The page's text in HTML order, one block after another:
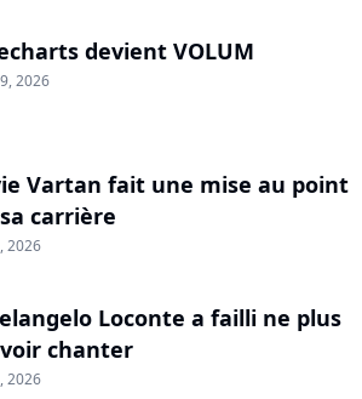
devient VOLUM
2026
Vartan fait une mise au point
carrière
2026
Loconte a failli ne plus
chanter
2026